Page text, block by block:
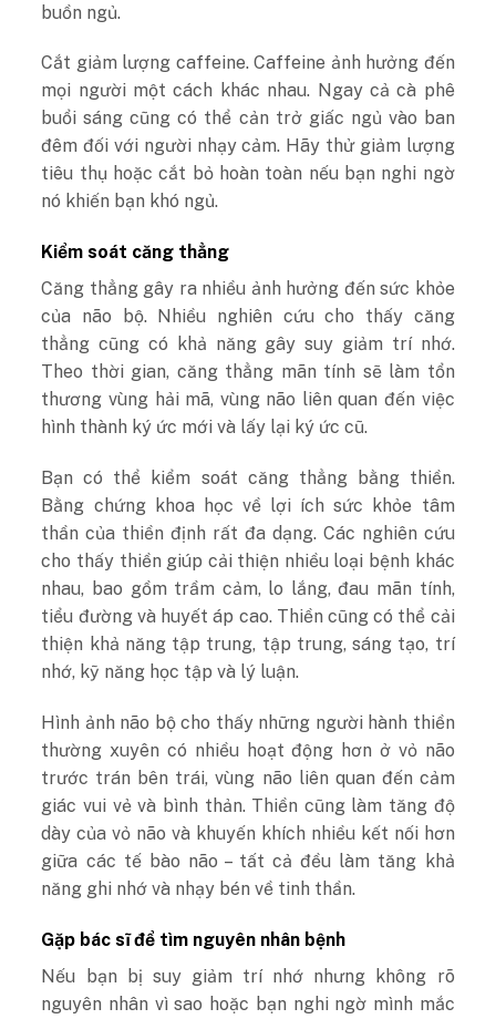
buồn ngủ.
Cắt giảm lượng caffeine. Caffeine ảnh hưởng đến
mọi người một cách khác nhau. Ngay cả cà phê
buổi sáng cũng có thể cản trở giấc ngủ vào ban
đêm đối với người nhạy cảm. Hãy thử giảm lượng
tiêu thụ hoặc cắt bỏ hoàn toàn nếu bạn nghi ngờ
nó khiến bạn khó ngủ.
Kiểm soát căng thẳng
Căng thẳnggây ra nhiều ảnh hưởng đến sức khỏe
của não bộ. Nhiều nghiên cứu cho thấy căng
thẳng cũng có khả năng gây suy giảm trí nhớ.
Theo thời gian, căng thẳng mãn tính sẽ làm tổn
thương vùng hải mã, vùng não liên quan đến việc
hình thành ký ức mới và lấy lại ký ức cũ.
Bạn có thể kiểm soát căng thẳng bằng thiền.
Bằng chứng khoa học về lợi ích sức khỏe tâm
thần của thiền định rất đa dạng. Các nghiên cứu
cho thấy thiền giúp cải thiện nhiều loại bệnh khác
nhau, bao gồm trầm cảm, lo lắng, đau mãn tính,
tiểu đường và huyết áp cao. Thiền cũng có thể cải
thiện khả năng tập trung, tập trung, sáng tạo, trí
nhớ, kỹ năng học tập và lý luận.
Hình ảnh não bộ cho thấy những người hành thiền
thường xuyên có nhiều hoạt động hơn ở vỏ não
trước trán bên trái, vùng não liên quan đến cảm
giác vui vẻ và bình thản. Thiền cũng làm tăng độ
dày của vỏ não và khuyến khích nhiều kết nối hơn
giữa các tế bào não – tất cả đều làm tăng khả
năng ghi nhớ và nhạy bén về tinh thần.
Gặp bác sĩ để tìm nguyên nhân bệnh
Nếu bạn bị suy giảm trí nhớ nhưng không rõ
nguyên nhân vì sao hoặc bạn nghi ngờ mình mắc